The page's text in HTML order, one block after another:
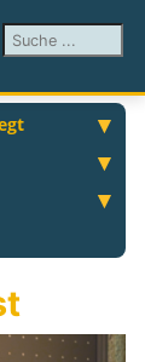
Suchen ...